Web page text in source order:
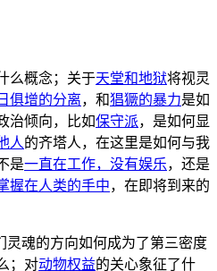
么概念；关于天堂和地狱将视灵
俱增的分离，和猖獗的暴力是如
治倾向，比如保守派，是如何显
人的齐塔人，在这里是如何与我
是一直在工作，没有娱乐，还是
握在人类的手中，在即将到来的
灵魂的方向如何成为了第三密度
；对动物权益的关心象征了什